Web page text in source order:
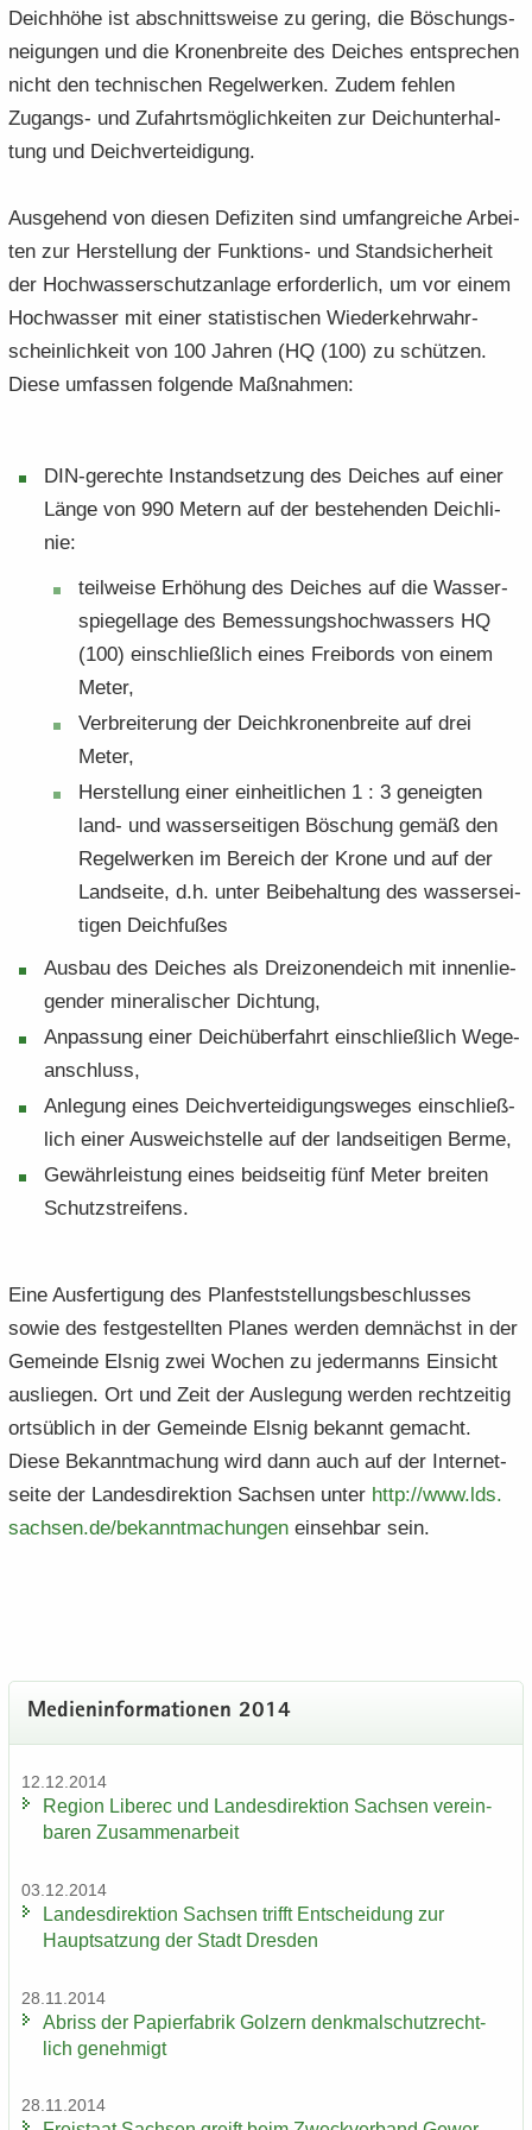
Deich­hö­he ist ab­schnitts­wei­se zu ge­ring, die Bö­schungs­
nei­gun­gen und die Kro­nen­brei­te des Dei­ches ent­spre­chen
nicht den tech­ni­schen Re­gel­wer­ken. Zudem feh­len
Zugangs-​ und Zu­fahrts­mög­lich­kei­ten zur Deich­un­ter­hal­
tung und Deich­ver­tei­di­gung.
Aus­ge­hend von die­sen De­fi­zi­ten sind um­fang­rei­che Ar­bei­
ten zur Her­stel­lung der Funktions-​ und Stand­si­cher­heit
der Hoch­was­ser­schutz­an­la­ge er­for­der­lich, um vor einem
Hoch­was­ser mit einer sta­tis­ti­schen Wie­der­kehr­wahr­
schein­lich­keit von 100 Jah­ren (HQ (100) zu schüt­zen.
Diese um­fas­sen fol­gen­de Maß­nah­men:
DIN-​gerechte In­stand­set­zung des Dei­ches auf einer
Länge von 990 Me­tern auf der be­stehen­den Deich­li­
nie:
teil­wei­se Er­hö­hung des Dei­ches auf die Was­ser­
spie­gel­la­ge des Be­mes­sungs­hoch­was­sers HQ
(100) ein­schließ­lich eines Freibords von einem
Meter,
Ver­brei­te­rung der Deich­kro­nen­brei­te auf drei
Meter,
Her­stel­lung einer ein­heit­li­chen 1 : 3 ge­neig­ten
land- und was­ser­sei­ti­gen Bö­schung gemäß den
Re­gel­wer­ken im Be­reich der Krone und auf der
Land­sei­te, d.h. unter Bei­be­hal­tung des was­ser­sei­
ti­gen Deich­fu­ßes
Aus­bau des Dei­ches als Drei­zo­nen­deich mit in­nen­lie­
gen­der mi­ne­ra­li­scher Dich­tung,
An­pas­sung einer Deich­über­fahrt ein­schließ­lich We­ge­
an­schluss,
An­le­gung eines Deich­ver­tei­di­gungs­we­ges ein­schließ­
lich einer Aus­weich­stel­le auf der land­sei­ti­gen Berme,
Ge­währ­leis­tung eines beid­sei­tig fünf Meter brei­ten
Schutz­strei­fens.
Eine Aus­fer­ti­gung des Plan­fest­stel­lungs­be­schlus­ses
sowie des fest­ge­stell­ten Pla­nes wer­den dem­nächst in der
Ge­mein­de Els­nig zwei Wo­chen zu je­der­manns Ein­sicht
aus­lie­gen. Ort und Zeit der Aus­le­gung wer­den recht­zei­tig
orts­üb­lich in der Ge­mein­de Els­nig be­kannt ge­macht.
Diese Be­kannt­ma­chung wird dann auch auf der In­ter­net­
sei­te der Lan­des­di­rek­ti­on Sach­sen unter http:/​/​www.​lds.​
sachsen.​de/​bekanntmachungen ein­seh­bar sein.
Me­di­en­in­for­ma­tio­nen 2014
12.12.2014
Re­gi­on Li­be­rec und Lan­des­di­rek­ti­on Sach­sen ver­ein­
ba­ren Zu­sam­men­ar­beit
03.12.2014
Lan­des­di­rek­ti­on Sach­sen trifft Ent­schei­dung zur
Haupt­sat­zung der Stadt Dres­den
28.11.2014
Ab­riss der Pa­pier­fa­brik Golz­ern denk­mal­schutz­recht­
lich ge­neh­migt
28.11.2014